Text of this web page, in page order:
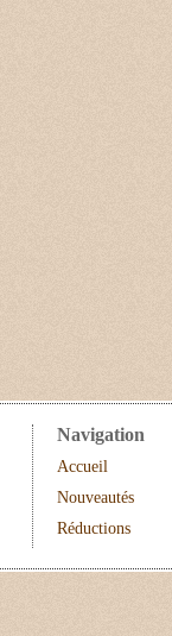
Navigation
Accueil
Nouveautés
Réductions